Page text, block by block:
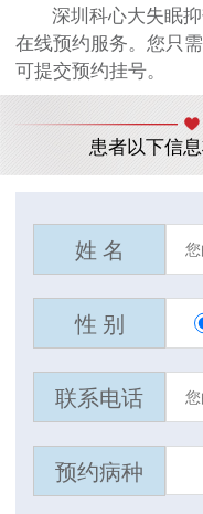
深圳科心大失眠
在线预约服务。您只
可提交预约挂号。
患者以下信
姓 名
性 别
联系电话
预约病种